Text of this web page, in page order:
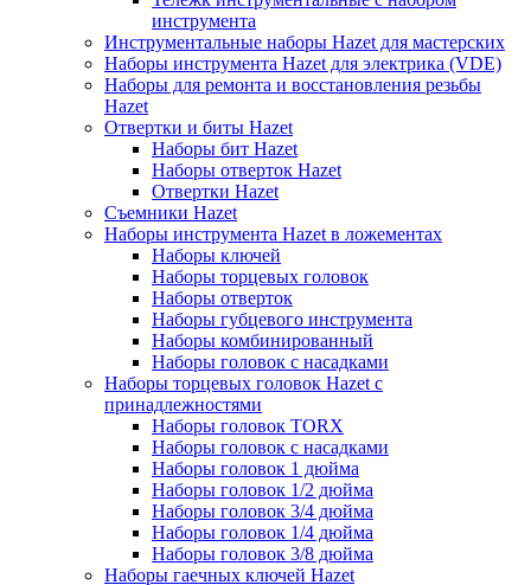
инструмента
Инструментальные наборы Hazet для мастерских
Наборы инструмента Hazet для электрика (VDE)
Наборы для ремонта и восстановления резьбы
Hazet
Отвертки и биты Hazet
Наборы бит Hazet
Наборы отверток Hazet
Отвертки Hazet
Съемники Hazet
Наборы инструмента Hazet в ложементах
Наборы ключей
Наборы торцевых головок
Наборы отверток
Наборы губцевого инструмента
Наборы комбинированный
Наборы головок с насадками
Наборы торцевых головок Hazet с
принадлежностями
Наборы головок TORX
Наборы головок с насадками
Наборы головок 1 дюйма
Наборы головок 1/2 дюйма
Наборы головок 3/4 дюйма
Наборы головок 1/4 дюйма
Наборы головок 3/8 дюйма
Наборы гаечных ключей Hazet